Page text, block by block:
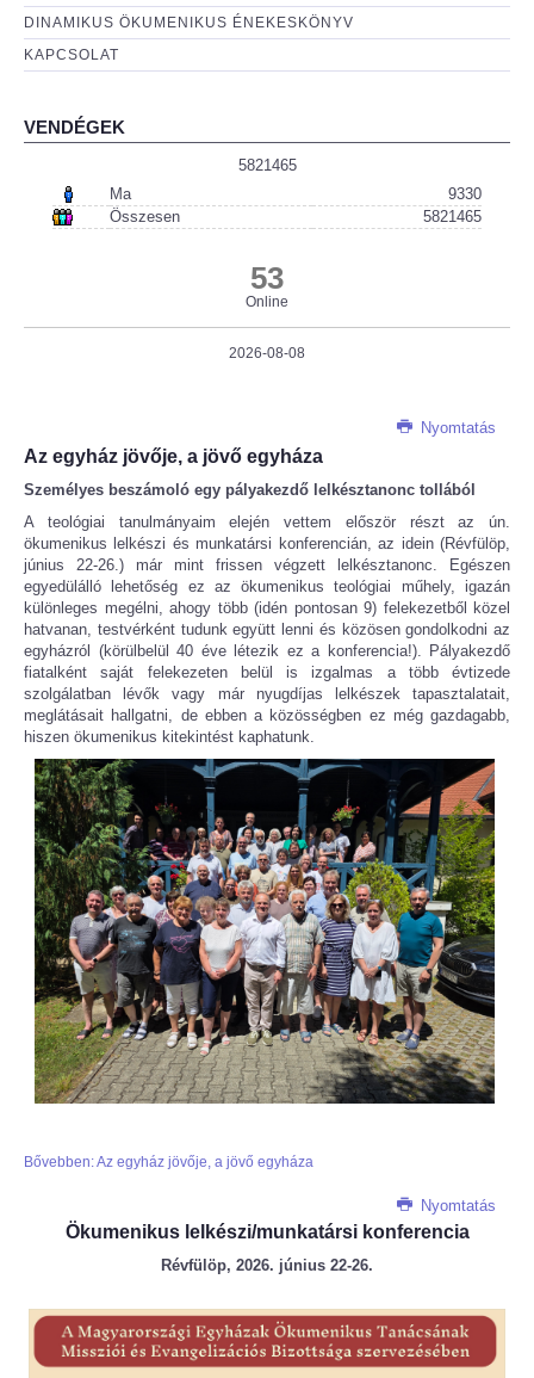
DINAMIKUS ÖKUMENIKUS ÉNEKESKÖNYV
KAPCSOLAT
VENDÉGEK
5821465
Ma
9330
Összesen
5821465
53
Online
2026-08-08
Nyomtatás
Az egyház jövője, a jövő egyháza
Személyes beszámoló egy pályakezdő lelkésztanonc tollából
A teológiai tanulmányaim elején vettem először részt az ún.
ökumenikus lelkészi és munkatársi konferencián, az idein (Révfülöp,
június 22-26.) már mint frissen végzett lelkésztanonc. Egészen
egyedülálló lehetőség ez az ökumenikus teológiai műhely, igazán
különleges megélni, ahogy több (idén pontosan 9) felekezetből közel
hatvanan, testvérként tudunk együtt lenni és közösen gondolkodni az
egyházról (körülbelül 40 éve létezik ez a konferencia!). Pályakezdő
fiatalként saját felekezeten belül is izgalmas a több évtizede
szolgálatban lévők vagy már nyugdíjas lelkészek tapasztalatait,
meglátásait hallgatni, de ebben a közösségben ez még gazdagabb,
hiszen ökumenikus kitekintést kaphatunk.
Bővebben: Az egyház jövője, a jövő egyháza
Nyomtatás
Ökumenikus lelkészi/munkatársi konferencia
Révfülöp, 2026. június 22-26.